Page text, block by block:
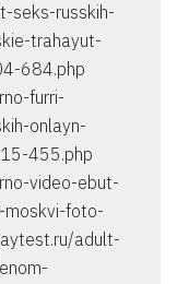
seks-russkih-
trahayut-
684.php
furri-
onlayn-
455.php
video-ebut-
foto-
adult-